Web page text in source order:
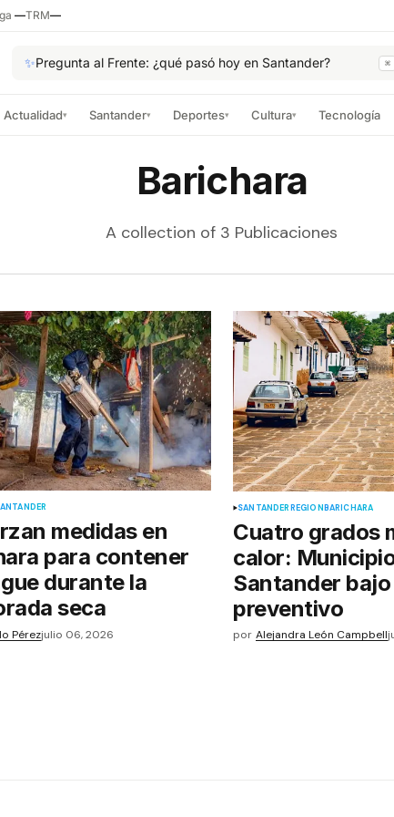
—TRM—
✨Pregunta al Frente: ¿qué pasó hoy en Santander? ⌘
Actualidad▾ Santander▾ Deportes▾ Cultura▾ Tecnología
Barichara
A collection of 3 Publicaciones
medidas en
para contener
durante la
seca
Pérezjulio 06, 2026
SANTANDERREGIÓNBARICHARA
Cuatro grados
calor:
Santander
preventivo
por Alejandra León Campbell